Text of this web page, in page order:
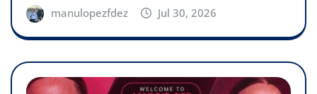
manulopezfdez Jul 30, 2026